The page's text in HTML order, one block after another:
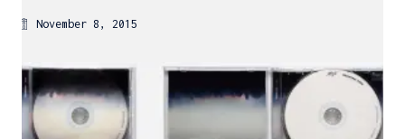
November 8, 2015
M H Y N
Manuel Hernandez y Nothdurft (Dipl. Des.)
Multidisziplinäre Designlösungen.